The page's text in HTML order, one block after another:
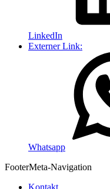
LinkedIn
Externer Link:
Whatsapp
FooterMeta-Navigation
Kontakt